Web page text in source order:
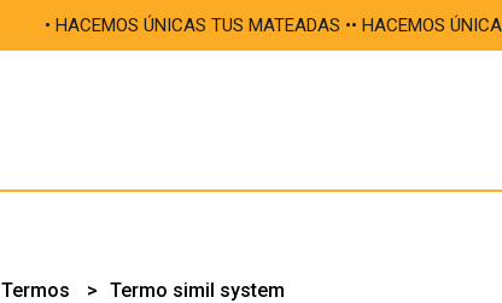
• HACEMOS ÚNICAS TUS MATEADAS •ㅤㅤㅤㅤㅤㅤㅤㅤㅤㅤㅤ• HACEMOS ÚNICAS TUS
Termos Termo simil system